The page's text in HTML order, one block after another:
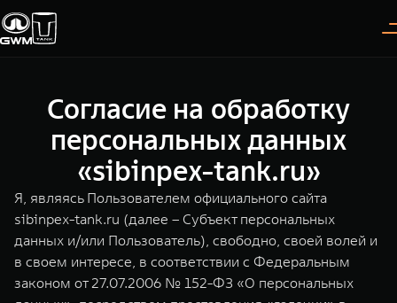
Модели
TANK 300 TANK 400
Покупателям
ВЫБОР АВТОМОБИЛЯ
Спецпредложения
Конфигуратор
Тест-драйв
Владельцам
ГАРАНТИЯ И ПОДДЕРЖКА
Гарантия
Помощь на дороге
О дилере
ИНФОРМАЦИЯ
О нас
35 лет GWM
GWM ТЕХ ДЕНЬ
Согласие на обработку
персональных данных
«sibinpex-tank.ru»
Я, являясь Пользователем официального сайта
sibinpex-tank.ru (далее – Субъект персональных
данных и/или Пользователь), свободно, своей волей и
в своем интересе, в соответствии с Федеральным
законом от 27.07.2006 № 152-ФЗ «О персональных